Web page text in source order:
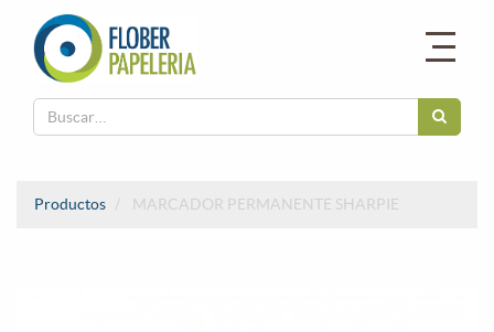
Productos MARCADOR PERMANENTE SHARPIE